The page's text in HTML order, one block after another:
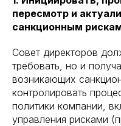
пересмотр и
санкционным
Совет директоров
требовать, но и
возникающих
контролировать
политики компании,
управления рисками